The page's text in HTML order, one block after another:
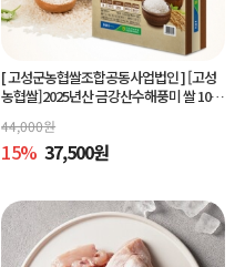
[ 고성군농협쌀조합공동사업법인 ][고성
농협쌀]2025년산 금강산수해풍미 쌀 10kg
44,000원
15% 37,500원